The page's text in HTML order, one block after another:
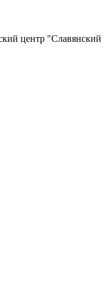
центр "Славянский